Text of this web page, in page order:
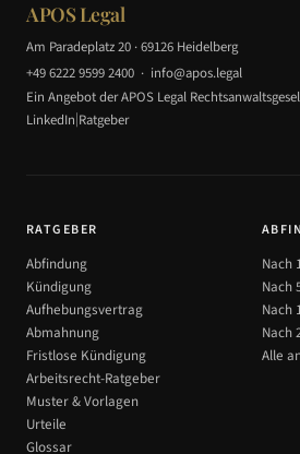
APOS Legal
Am Paradeplatz 20 · 69126 Heidelberg
+49 6222 9599 2400 · info@apos.legal
Ein Angebot der APOS Legal
LinkedIn|Ratgeber
RATGEBER
Abfindung
Kündigung
Aufhebungsvertrag
Abmahnung
Fristlose Kündigung
Arbeitsrecht-Ratgeber
Muster & Vorlagen
Urteile
Glossar
Nach
Nach
Nach
Nach
Alle